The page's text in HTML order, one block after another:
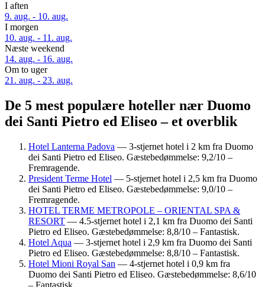
I aften
9. aug. - 10. aug.
I morgen
10. aug. - 11. aug.
Næste weekend
14. aug. - 16. aug.
Om to uger
21. aug. - 23. aug.
De 5 mest populære hoteller nær Duomo
dei Santi Pietro ed Eliseo – et overblik
Hotel Lanterna Padova — 3-stjernet hotel i 2 km fra Duomo
dei Santi Pietro ed Eliseo. Gæstebedømmelse: 9,2/10 –
Fremragende.
President Terme Hotel — 5-stjernet hotel i 2,5 km fra Duomo
dei Santi Pietro ed Eliseo. Gæstebedømmelse: 9,0/10 –
Fremragende.
HOTEL TERME METROPOLE – ORIENTAL SPA &
RESORT — 4.5-stjernet hotel i 2,1 km fra Duomo dei Santi
Pietro ed Eliseo. Gæstebedømmelse: 8,8/10 – Fantastisk.
Hotel Aqua — 3-stjernet hotel i 2,9 km fra Duomo dei Santi
Pietro ed Eliseo. Gæstebedømmelse: 8,8/10 – Fantastisk.
Hotel Mioni Royal San — 4-stjernet hotel i 0,9 km fra
Duomo dei Santi Pietro ed Eliseo. Gæstebedømmelse: 8,6/10
– Fantastisk.